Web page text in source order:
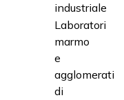
industriale
Laboratori
marmo
e
agglomerati
di